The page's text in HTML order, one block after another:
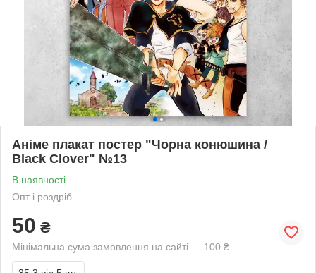
Аніме плакат постер "Чорна конюшина /
Black Clover" №13
В наявності
Опт і роздріб
50 ₴
Мінімальна сума замовлення на сайті — 100 ₴